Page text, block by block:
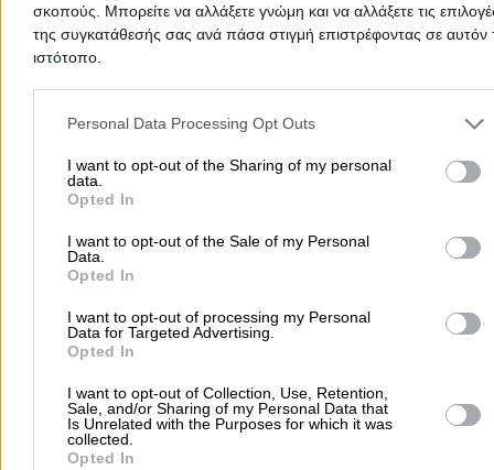
σκοπούς. Μπορείτε να αλλάξετε γνώμη και να αλλάξετε τις
της συγκατάθεσής σας ανά πάσα στιγμή επιστρέφοντας σε αυτόν
ιστότοπο.
Please note that this website/app uses one or more Google
and may gather and store information including but not limited to
to Google and its third-party tags to use your data for below
purposes in below Google consent section.
Personal Data Processing Opt Outs
I want to opt-out of the Sharing of my personal
data.
Opted In
I want to opt-out of the Sale of my Personal
Data.
Opted In
I want to opt-out of processing my Personal
Data for Targeted Advertising.
Opted In
I want to opt-out of Collection, Use, Retention,
Sale, and/or Sharing of my Personal Data that
Is Unrelated with the Purposes for which it was
collected.
Opted In
Πηγή: Υπουργείο Ανάπτυξης - Παρατηρητήριο Τιμών
Καυσίμων
Στην ενότητα αυτή μπορείτε να βρείτε πληροφορίες
πρατήρια καυσίμων - βενζινάδικα
αμόλυβδης βενζίνης 95 οκτανίωνσεΖαχάρω ΗΛΕΙΑΣ
Αμόλυβδη 95 Οκτ.:
Υψηλότερη:1,978 €
Μέση:1,9735 €
Σχετικές Αναζητήσεις:
Πετρελαιοειδή - Εταιρίες & Διϋλιστήρια
Πλυντήρια ΑυτοκινήτωνΠρατήρια Υγραερίου Κίνησης
Ανταλλακτικά Αυτοκινήτων